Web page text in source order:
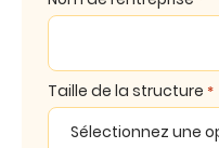
Taille de la structure *